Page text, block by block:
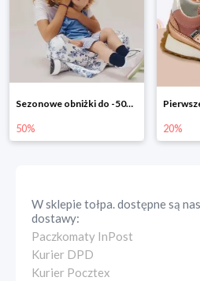
Sezonowe obniżki do -50% w Zalando
50% 20%
W sklepietołpa.dostępne są
dostawy:
Paczkomaty InPost
Kurier DPD
Kurier Pocztex